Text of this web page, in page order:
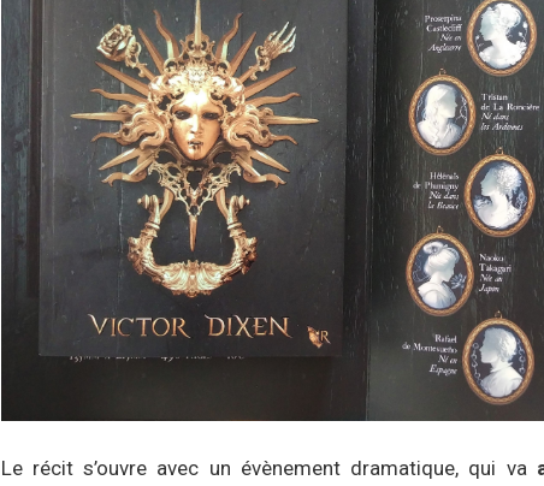
Le récit s’ouvre avec un évènement dramatique, qui va